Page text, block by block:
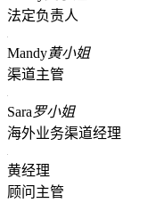
法定负责人
Mandy黄小姐
渠道主管
Sara罗小姐
海外业务渠道经理
黄经理
顾问主管